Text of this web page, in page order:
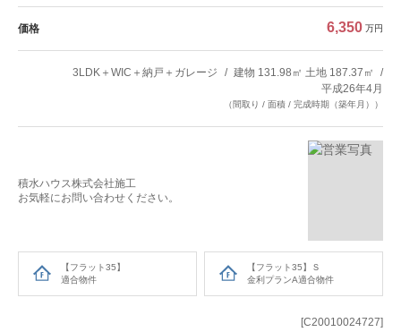
【フラット35】
適合物件
【フラット35】Ｓ
金利プランA適合物件
[C20010024727]
価格 6,350 万円
3LDK＋WIC＋納戸＋ガレージ
建物 131.98㎡ 土地 187.37㎡
平成26年4月
（間取り / 面積 / 完成時期（築年月））
積水ハウス株式会社施工
お気軽にお問い合わせください。